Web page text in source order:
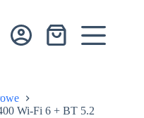
Koszyk
Wi-Fi 6 + BT 5.2